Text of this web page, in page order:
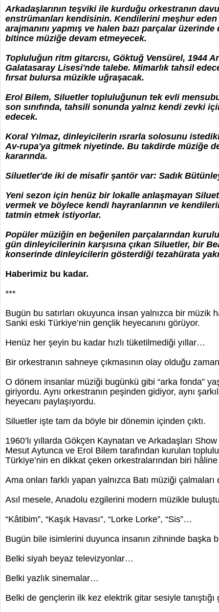
Arkadaşlarının teşviki ile kurduğu orkestranın
enstrümanları kendisinin. Kendilerini meşhur eden
arajmanını yapmış ve halen bazı parçalar üzerinde
bitince müziğe devam etmeyecek.
Topluluğun ritm gitarcısı, Göktuğ Vensürel, 1944
Galatasaray Lisesi'nde talebe. Mimarlık tahsil
fırsat bulursa müzikle uğraşacak.
Erol Bilem, Siluetler topluluğunun tek evli
son sınıfında, tahsili sonunda yalnız kendi zevki
edecek.
Koral Yılmaz, dinleyicilerin ısrarla solosunu
Av-rupa'ya gitmek niyetinde. Bu takdirde müziğe
kararında.
Siluetler'de iki de misafir şantör var: Sadık
Yeni sezon için henüz bir lokalle anlaşmayan
vermek ve böylece kendi hayranlarının ve
tatmin etmek istiyorlar.
Popüler müziğin en beğenilen parçalarından
gün dinleyicilerinin karşısına çıkan Siluetler, bir
konserinde dinleyicilerin gösterdiği tezahürata
Haberimiz bu kadar.
***
Bugün bu satırları okuyunca insan yalnızca bir müzik
Sanki eski Türkiye’nin gençlik heyecanını görüyor.
Henüz her şeyin bu kadar hızlı tüketilmediği yıllar…
Bir orkestranın sahneye çıkmasının olay olduğu
O dönem insanlar müziği bugünkü gibi “arka fonda”
giriyordu. Aynı orkestranın peşinden gidiyor, aynı
heyecanı paylaşıyordu.
Siluetler işte tam da böyle bir dönemin içinden çıktı.
1960’lı yıllarda Gökçen Kaynatan ve Arkadaşları
Mesut Aytunca ve Erol Bilem tarafından kurulan
Türkiye’nin en dikkat çeken orkestralarından biri
Ama onları farklı yapan yalnızca Batı müziği çalmaları
Asıl mesele, Anadolu ezgilerini modern müzikle
“Kâtibim”, “Kaşık Havası”, “Lorke Lorke”, “Sis”…
Bugün bile isimlerini duyunca insanın zihninde başka
Belki siyah beyaz televizyonlar…
Belki yazlık sinemalar…
Belki de gençlerin ilk kez elektrik gitar sesiyle